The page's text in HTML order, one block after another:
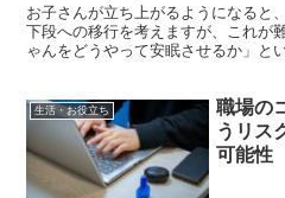
お子さんが立ち上がるようになると
下段への移行を考えますが、これが
ゃんをどうやって安眠させるか」と
生活・お役立ち
職場の
うリス
可能性